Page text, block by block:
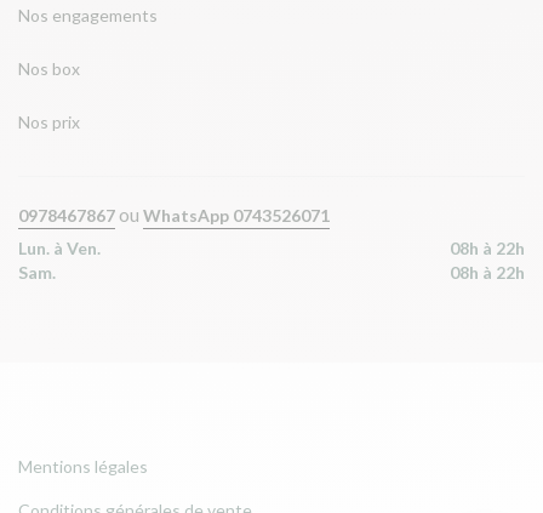
Nos engagements
Nos box
Nos prix
0978467867 ou WhatsApp 0743526071
Lun. à Ven.
08h à 22h
Sam.
08h à 22h
Mentions légales